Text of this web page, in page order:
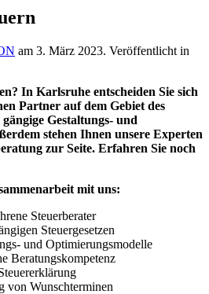
am 3. März 2023. Veröffentlicht in
In Karlsruhe entscheiden Sie sich
Partner auf dem Gebiet des
Gestaltungs- und
stehen Ihnen unsere Experten
zur Seite. Erfahren Sie noch
mit uns:
Steuerberater
Steuergesetzen
und Optimierungsmodelle
Beratungskompetenz
von Wunschterminen